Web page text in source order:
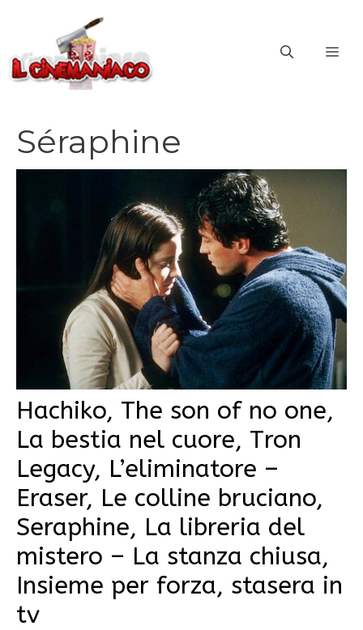
contenuto
Séraphine
Hachiko, The son of no one,
La bestia nel cuore, Tron
Legacy, L’eliminatore –
Eraser, Le colline bruciano,
Seraphine, La libreria del
mistero – La stanza chiusa,
Insieme per forza, stasera in
tv